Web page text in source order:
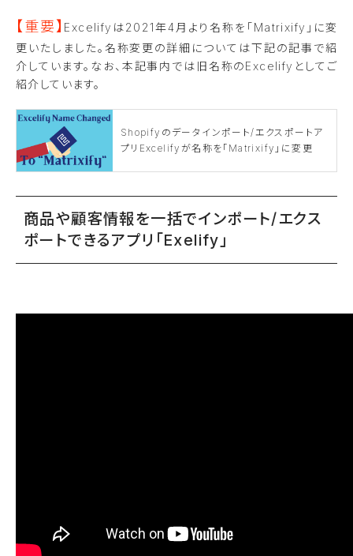
【重要】 Excelifyは2021年4月より名称を「Matrixify」に変
更いたしました。名称変更の詳細については下記の記事で紹
介しています。なお、本記事内では旧名称のExcelifyとしてご
紹介しています。
Shopifyのデータインポート/エクスポートア
プリExcelifyが名称を「Matrixify」に変更
商品や顧客情報を一括でインポート/エクス
ポートできるアプリ「Exelify」